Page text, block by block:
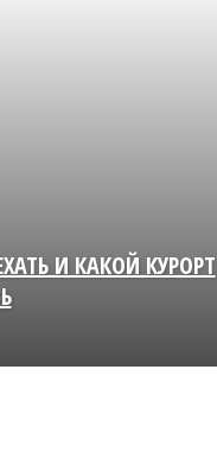
И КАКОЙ КУРОРТ